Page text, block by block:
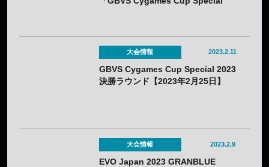
大会情報 2023.2.11
GBVS Cygames Cup Special 2023
決勝ラウンド【2023年2月25日】
大会情報 2023.2.9
EVO Japan 2023 GRANBLUE